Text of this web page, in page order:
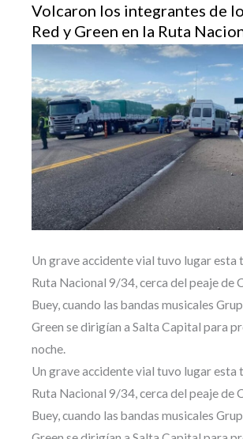
Volcaron los integrantes de
Red y Green en la Ruta
Un grave accidente vial tuvo lugar esta
Ruta Nacional 9/34, cerca del peaje de
Buey, cuando las bandas musicales
Green se dirigían a Salta Capital para
noche.
Un grave accidente vial tuvo lugar esta
Ruta Nacional 9/34, cerca del peaje de
Buey, cuando las bandas musicales